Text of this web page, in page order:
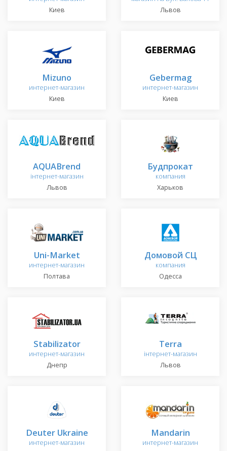
Киев
Львов
Mizuno
интернет-магазин
Киев
Gebermag
интернет-магазин
Киев
AQUABrend
інтернет-магазин
Львов
Будпрокат
компания
Харьков
Uni-Market
интернет-магазин
Полтава
Домовой СЦ
компания
Одесса
Stabilizator
интернет-магазин
Днепр
Terra
інтернет-магазин
Львов
Deuter Ukraine
интернет-магазин
Mandarin
интернет-магазин